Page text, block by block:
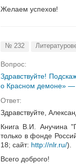
Желаем успехов!
№ 232
Вопрос:
Здравствуйте!
о Красном демоне» —
Ответ:
Здравствуйте,
Книга В.И. Анучина
только в фонде
18; сайт: http://nlr.ru/).
Всего доброго!